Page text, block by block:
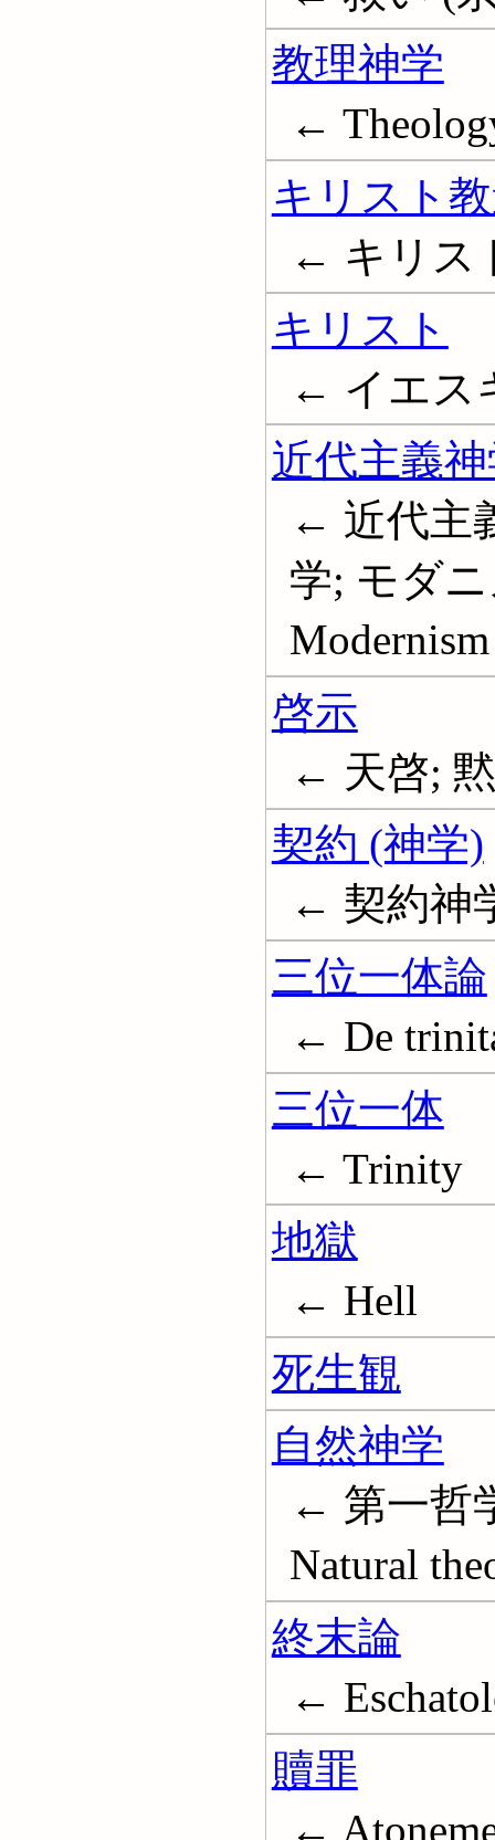
教理神学
←
キリスト
← キリス
キリスト
← イエス
近代主義
← 近代主
学; モダ
啓示
← 天啓;
契約 (神学)
← 契約神
三位一体論
← De
三位一体
← Trinity
地獄
← Hell
死生観
自然神学
← 第一哲
Natural
終末論
←
贖罪
←